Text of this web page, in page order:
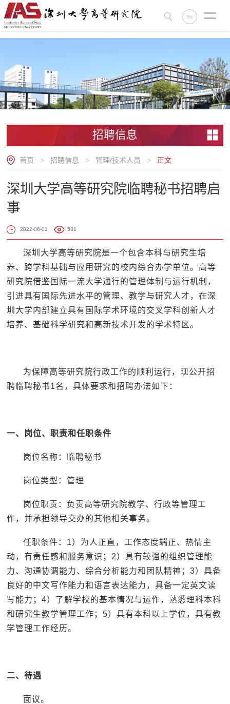
EN
招聘信息
首页 > 招聘信息 > 管理/技术人员 > 正文
深圳大学高等研究院临聘秘书招聘启
事
2022-06-01 581
深圳大学高等研究院是一个包含本科与研究生培
养、跨学科基础与应用研究的校内综合办学单位。高等
研究院借鉴国际一流大学通行的管理体制与运行机制，
引进具有国际先进水平的管理、教学与研究人才，在深
圳大学内部建立具有国际学术环境的交叉学科创新人才
培养、基础科学研究和高新技术开发的学术特区。
为保障高等研究院行政工作的顺利运行，现公开招
聘临聘秘书1名，具体要求和招聘办法如下：
一、岗位、职责和任职条件
岗位名称：临聘秘书
岗位类型：管理
岗位职责：负责高等研究院教学、行政等管理工
作，并承担领导交办的其他相关事务。
任职条件：1）为人正直，工作态度端正、热情主
动，有责任感和服务意识；2）具有较强的组织管理能
力、沟通协调能力、综合分析能力和团队精神；3）具备
良好的中文写作能力和语言表达能力，具备一定英文读
写能力；4）了解学校的基本情况与运作，熟悉理科本科
和研究生教学管理工作；5）具有本科以上学位，具有教
学管理工作经历。
二、待遇
面议。